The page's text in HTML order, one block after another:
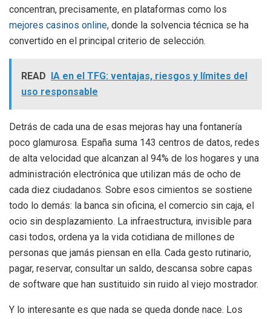
concentran, precisamente, en plataformas como los
mejores casinos online, donde la solvencia técnica se ha
convertido en el principal criterio de selección.
READ IA en el TFG: ventajas, riesgos y límites del
uso responsable
Detrás de cada una de esas mejoras hay una fontanería
poco glamurosa. España suma 143 centros de datos, redes
de alta velocidad que alcanzan al 94% de los hogares y una
administración electrónica que utilizan más de ocho de
cada diez ciudadanos. Sobre esos cimientos se sostiene
todo lo demás: la banca sin oficina, el comercio sin caja, el
ocio sin desplazamiento. La infraestructura, invisible para
casi todos, ordena ya la vida cotidiana de millones de
personas que jamás piensan en ella. Cada gesto rutinario,
pagar, reservar, consultar un saldo, descansa sobre capas
de software que han sustituido sin ruido al viejo mostrador.
Y lo interesante es que nada se queda donde nace. Los